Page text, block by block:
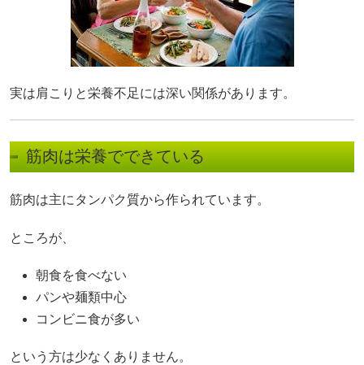
実は肩こりと栄養不足には深い関係があります。
筋肉は栄養でできている
筋肉は主にタンパク質から作られています。
ところが、
朝食を食べない
パンや麺類中心
コンビニ食が多い
という方は少なくありません。